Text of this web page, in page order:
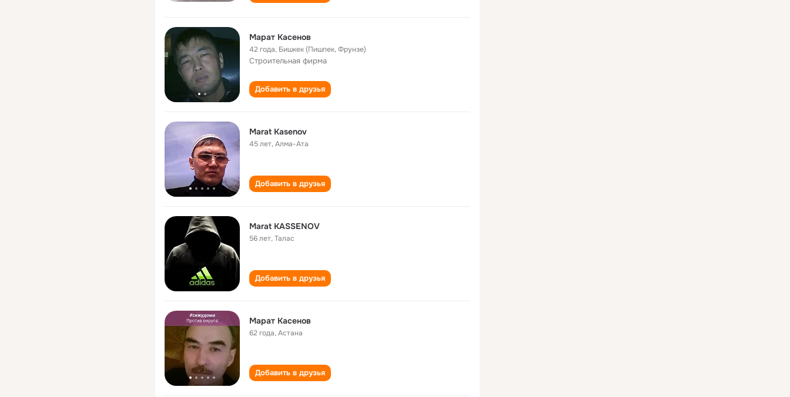
Марат Касенов
42 года, Бишкек (Пишпек, Фрунзе)
Cтроительная фирма
Добавить в друзья
Marat Kasenov
45 лет,Алма-Ата
Добавить в друзья
Marat KASSENOV
56 лет,Талас
Добавить в друзья
Марат Касенов
62 года,Астана
Добавить в друзья